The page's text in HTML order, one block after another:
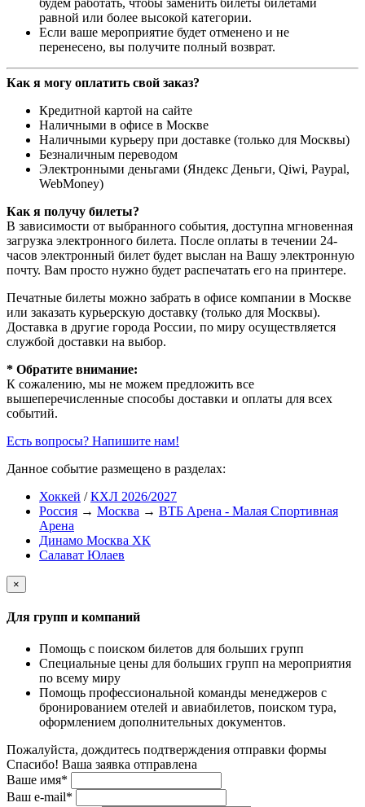
равной или более высокой категории.
Если ваше мероприятие будет отменено и не
перенесено, вы получите полный возврат.
Как я могу оплатить свой заказ?
Кредитной картой на сайте
Наличными в офисе в Москве
Наличными курьеру при доставке (только для Москвы)
Безналичным переводом
Электронными деньгами (Яндекс Деньги, Qiwi, Paypal,
WebMoney)
Как я получу билеты?
В зависимости от выбранного события, доступна мгновенная
загрузка электронного билета. После оплаты в течении 24-
часов электронный билет будет выслан на Вашу электронную
почту. Вам просто нужно будет распечатать его на принтере.
Печатные билеты можно забрать в офисе компании в Москве
или заказать курьерскую доставку (только для Москвы).
Доставка в другие города России, по миру осуществляется
службой доставки на выбор.
* Обратите внимание:
К сожалению, мы не можем предложить все
вышеперечисленные способы доставки и оплаты для всех
событий.
Есть вопросы? Напишите нам!
Данное событие размещено в разделах:
Хоккей /КХЛ 2026/2027
Россия → Москва → ВТБ Арена - Малая Спортивная
Арена
Динамо Москва ХК
Салават Юлаев
×
Для групп и компаний
Помощь с поиском билетов для больших групп
Специальные цены для больших групп на мероприятия
по всему миру
Помощь профессиональной команды менеджеров с
бронированием отелей и авиабилетов, поиском тура,
оформлением дополнительных документов.
Пожалуйста, дождитесь подтверждения отправки формы
Спасибо! Ваша заявка отправлена
Ваше имя*
Ваш e-mail*